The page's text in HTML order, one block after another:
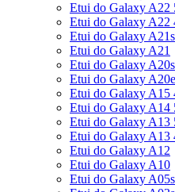
Etui do Galaxy A22
Etui do Galaxy A22
Etui do Galaxy A21s
Etui do Galaxy A21
Etui do Galaxy A20s
Etui do Galaxy A20e
Etui do Galaxy A15
Etui do Galaxy A14
Etui do Galaxy A13
Etui do Galaxy A13
Etui do Galaxy A12
Etui do Galaxy A10
Etui do Galaxy A05s